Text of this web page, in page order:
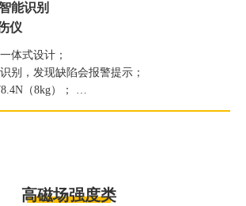
能识别
仪
体式设计；
别，发现缺陷会报警提示；
（8kg）；
（20kg）；
高磁场强度类